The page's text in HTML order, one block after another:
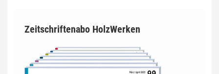
Zeitschriftenabo HolzWerken